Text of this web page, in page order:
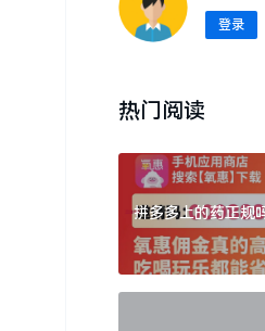
登录
热门阅读
拼多多上的药正规